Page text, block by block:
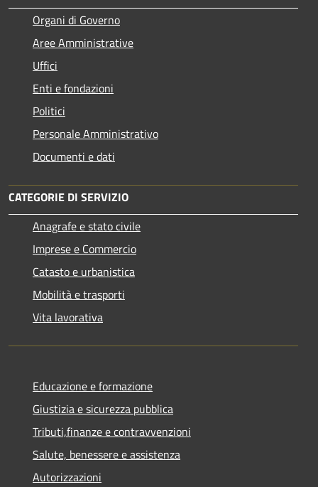
Organi di Governo
Aree Amministrative
Uffici
Enti e fondazioni
Politici
Personale Amministrativo
Documenti e dati
CATEGORIE DI SERVIZIO
Anagrafe e stato civile
Imprese e Commercio
Catasto e urbanistica
Mobilità e trasporti
Vita lavorativa
Educazione e formazione
Giustizia e sicurezza pubblica
Tributi,finanze e contravvenzioni
Salute, benessere e assistenza
Autorizzazioni